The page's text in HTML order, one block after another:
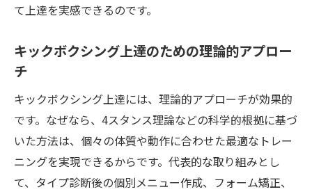
て上達を実感できるのです。
キックボクシング上達のための理論的アプロー
チ
キックボクシング上達には、理論的アプローチが効果的
です。なぜなら、4スタンス理論などの科学的根拠に基づ
いた方法は、個々の体質や動作に合わせた最適なトレー
ニングを実現できるからです。代表的な取り組みとし
て、タイプ診断後の個別メニュー作成、フォーム矯正、